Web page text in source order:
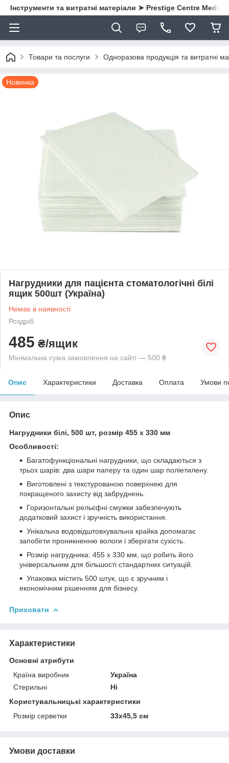
Інструменти та витратні матеріали ➤ Prestige Centre Medical
Товари та послуги Одноразова продукція та витратні
Новинка
Нагрудники для пацієнта стоматологічні білі
ящик 500шт (Україна)
Немає в наявності
Роздріб
485 ₴/ящик
Мінімальна сума замовлення на сайті — 500 ₴
Опис Характеристики Доставка Оплата Умови
Опис
Нагрудники білі, 500 шт, розмір 455 х 330 мм
Особливості:
Багатофункціональні нагрудники, що складаються з
трьох шарів: два шари паперу та один шар поліетилену.
Виготовлені з текстурованою поверхнею для
покращеного захисту від забруднень.
Горизонтальні рельєфні смужки забезпечують
додатковий захист і зручність використання.
Унікальна водовідштовхувальна крайка допомагає
запобігти проникненню вологи і зберігати сухість.
Розмір нагрудника: 455 х 330 мм, що робить його
універсальним для більшості стандартних ситуацій.
Упаковка містить 500 штук, що є зручним і
економічним рішенням для бізнесу.
Приховати
Характеристики
Основні атрибути
Країна виробник
Україна
Стерильні
Ні
Користувальницькі характеристики
Розмір серветки
33х45,5 см
Умови доставки